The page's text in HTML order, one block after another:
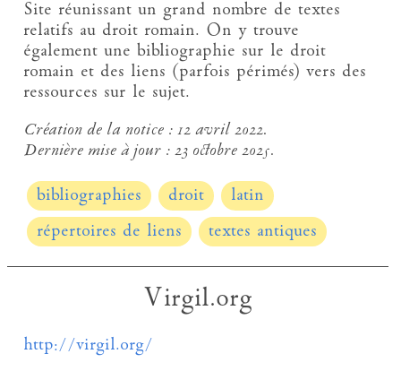
Site réunissant un grand nombre de textes
relatifs au droit romain. On y trouve
également une bibliographie sur le droit
romain et des liens (parfois périmés) vers des
ressources sur le sujet.
Création de la notice :12 avril 2022.
Dernière mise à jour :23 octobre 2025.
bibliographies droit
latin
répertoires de liens
textes antiques
Virgil.org
http://virgil.org/